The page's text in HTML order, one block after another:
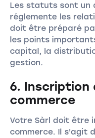
Les statuts sont un
réglemente les
doit être préparé
les points
capital, la
gestion.
6. Inscription
commerce
Votre Sàrl doit être
commerce. Il s'agit